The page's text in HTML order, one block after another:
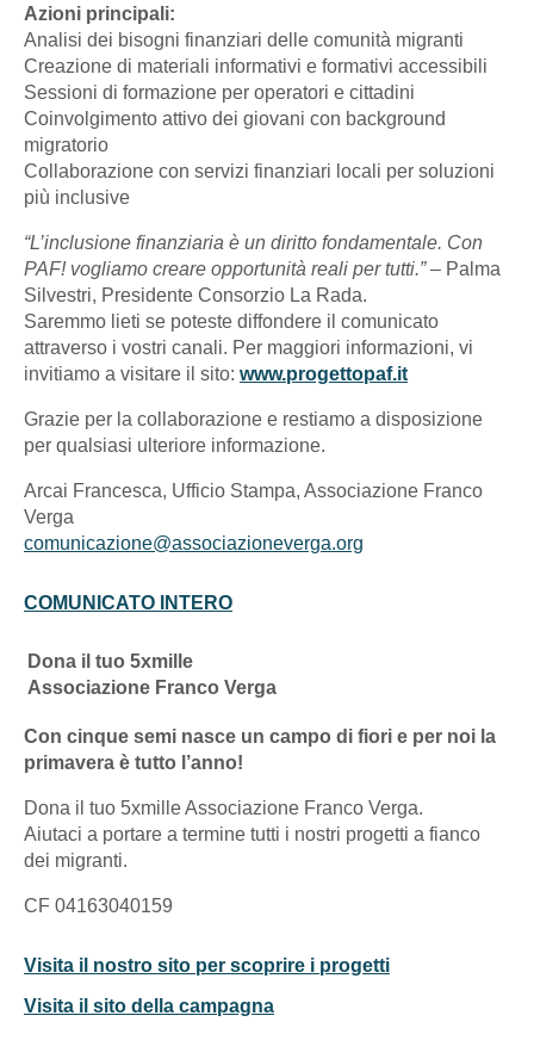
Azioni principali:
Analisi dei bisogni finanziari delle comunità migranti
Creazione di materiali informativi e formativi accessibili
Sessioni di formazione per operatori e cittadini
Coinvolgimento attivo dei giovani con background
migratorio
Collaborazione con servizi finanziari locali per soluzioni
più inclusive
“L’inclusione finanziaria è un diritto fondamentale. Con
PAF! vogliamo creare opportunità reali per tutti.”– Palma
Silvestri, Presidente Consorzio La Rada.
Saremmo lieti se poteste diffondere il comunicato
attraverso i vostri canali. Per maggiori informazioni, vi
invitiamo a visitare il sito: www.progettopaf.it
Grazie per la collaborazione e restiamo a disposizione
per qualsiasi ulteriore informazione.
Arcai Francesca, Ufficio Stampa, Associazione Franco
Verga
comunicazione@associazioneverga.org
COMUNICATO INTERO
Dona il tuo 5xmille
Associazione Franco Verga
Con cinque semi nasce un campo di fiori e per noi la
primavera è tutto l’anno!
Dona il tuo 5xmille Associazione Franco Verga.
Aiutaci a portare a termine tutti i nostri progetti a fianco
dei migranti.
CF 04163040159
Visita il nostro sito per scoprire i progetti
Visita il sito della campagna